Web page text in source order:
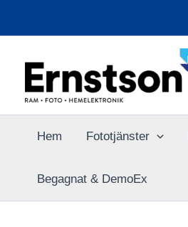
Hem Fototjänster
Begagnat & DemoEx